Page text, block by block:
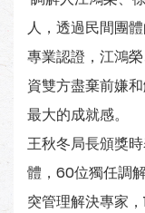
人，透過民間團
專業認證，江鴻
資雙方盡棄前嫌
最大的成就感。
王秋冬局長頒獎
體，60位獨任調
突管理解決專家